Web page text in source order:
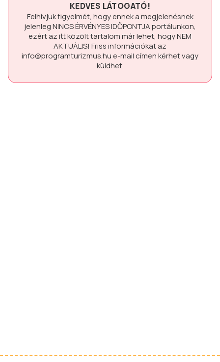
KEDVES LÁTOGATÓ!
Felhívjuk figyelmét, hogy ennek a megjelenésnek
jelenlegNINCS ÉRVÉNYES IDŐPONTJAportálunkon,
ezért az itt közölt tartalom már lehet, hogyNEM
AKTUÁLIS! Friss információkat az
info@programturizmus.hue-mail címen kérhet vagy
küldhet.